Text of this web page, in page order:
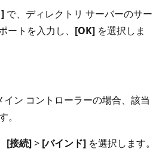
で、ディレクトリ サーバーのサー
ートを入力し、 [OK] を選択しま
ン コントローラーの場合、該当
。
[接続]> [バインド] を選択します。